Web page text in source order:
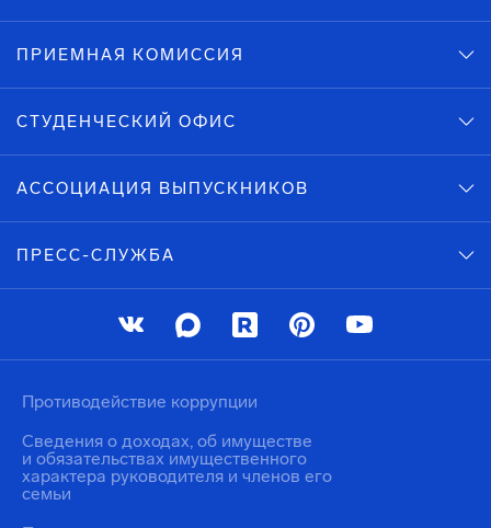
ПРИЕМНАЯ КОМИССИЯ
СТУДЕНЧЕСКИЙ ОФИС
АССОЦИАЦИЯ ВЫПУСКНИКОВ
ПРЕСС-СЛУЖБА
Противодействие коррупции
Сведения о доходах, об имуществе
и обязательствах имущественного
характера руководителя и членов его
семьи